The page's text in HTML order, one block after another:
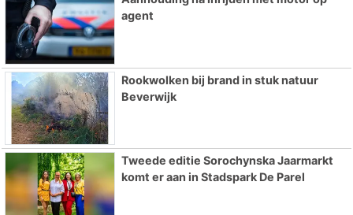
agent
Rookwolken bij brand in stuk natuur
Beverwijk
Tweede editie Sorochynska Jaarmarkt
komt er aan in Stadspark De Parel